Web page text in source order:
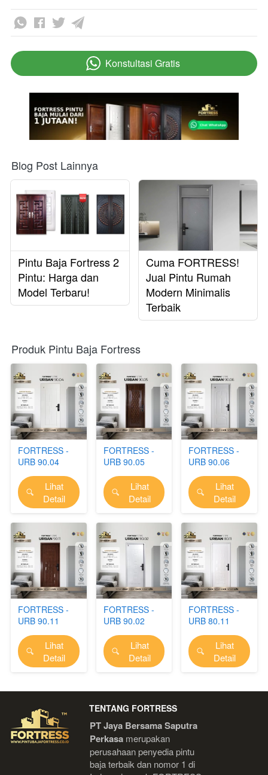
` Konstultasi Gratis
Blog Post Lainnya
Pintu Baja Fortress 2
Pintu: Harga dan
Model Terbaru!
Cuma FORTRESS!
Jual Pintu Rumah
Modern Minimalis
Terbaik
Produk Pintu Baja Fortress
FORTRESS -
URB 90.04
`
Lihat
Detail
FORTRESS -
URB 90.05
`
Lihat
Detail
FORTRESS -
URB 90.06
`
Lihat
Detail
FORTRESS -
URB 90.11
`
Lihat
Detail
FORTRESS -
URB 90.02
`
Lihat
Detail
FORTRESS -
URB 80.11
`
Lihat
Detail
TENTANG FORTRESS
PT Jaya Bersama Saputra
Perkasa merupakan
perusahaan penyedia pintu
baja terbaik dan nomor 1 di